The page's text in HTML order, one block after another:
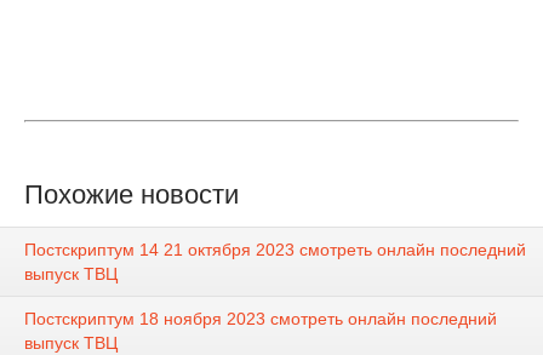
Похожие новости
Постскриптум 14 21 октября 2023 смотреть онлайн последний
выпуск ТВЦ
Постскриптум 18 ноября 2023 смотреть онлайн последний
выпуск ТВЦ